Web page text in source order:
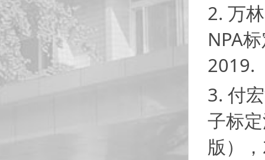
2. 万
NPA
2019.
3. 付
子标
版）